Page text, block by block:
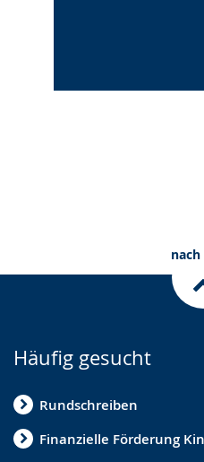
Häufig gesucht
Rundschreiben
Finanzielle Förderung